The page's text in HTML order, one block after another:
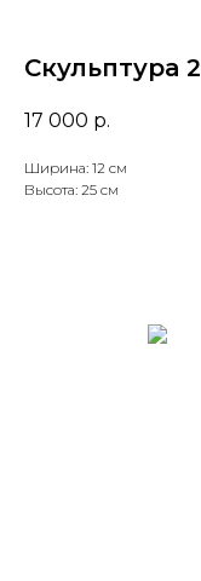
Скульптура 2
17 000 р.
Ширина: 12 см
Высота: 25 см